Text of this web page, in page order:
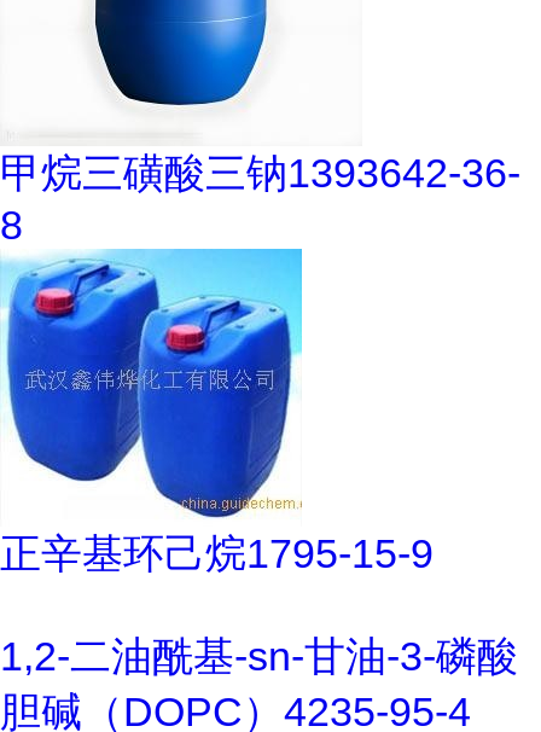
甲烷三磺酸三钠1393642-36-
8
正辛基环己烷1795-15-9
1,2-二油酰基-sn-甘油-3-磷酸
胆碱（DOPC）4235-95-4